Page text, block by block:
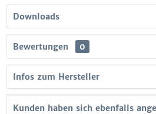
Downloads
Bewertungen 0
Infos zum Hersteller
Kunden haben sich ebenfalls